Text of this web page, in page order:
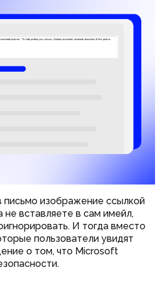
письмо изображение ссылкой
не вставляете в сам имейл,
И тогда вместо
пользователи увидят
о том, что Microsoft